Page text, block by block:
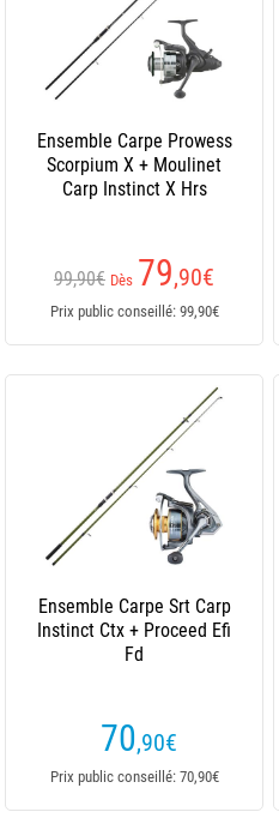
Ensemble Carpe Prowess
Scorpium X + Moulinet
Carp Instinct X Hrs
99,90€ Dès 79,90€
Prix public conseillé: 99,90€
Ensemble Carpe Srt Carp
Instinct Ctx + Proceed Efi
Fd
70,90€
Prix public conseillé: 70,90€